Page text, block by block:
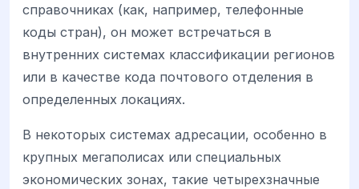
справочниках (как, например, телефонные
коды стран), он может встречаться в
внутренних системах классификации регионов
или в качестве кода почтового отделения в
определенных локациях.
В некоторых системах адресации, особенно в
крупных мегаполисах или специальных
экономических зонах, такие четырехзначные